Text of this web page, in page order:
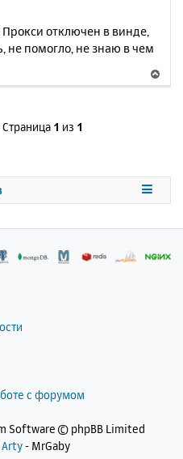
отключен в винде,
не помогло, не знаю в чем
е
с
н
ч
1 из 1
с форумом
Software © phpBB Limited
Arty- MrGaby